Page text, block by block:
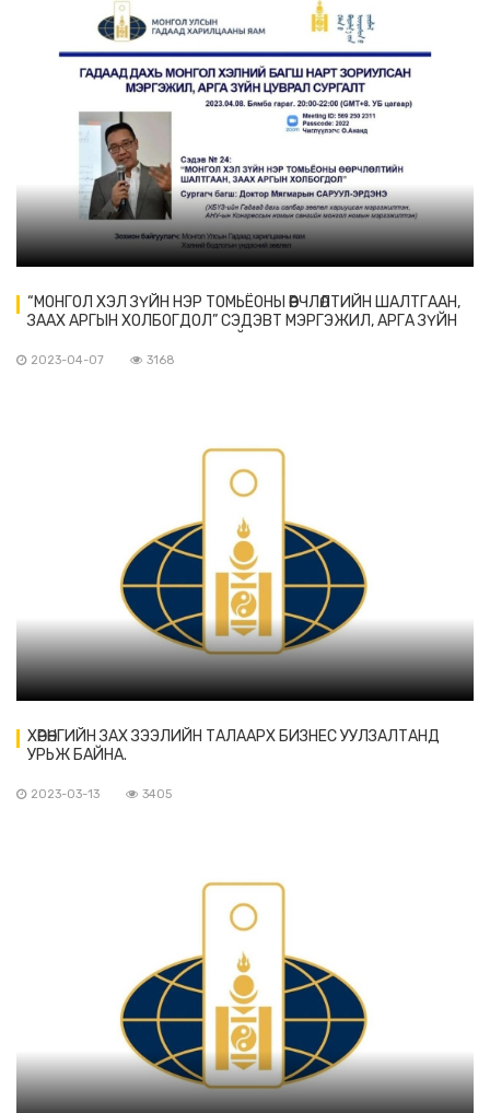
“МОНГОЛ ХЭЛ ЗҮЙН НЭР ТОМЬЁОНЫ ӨӨРЧЛӨЛТИЙН ШАЛТГААН,
ЗААХ АРГЫН ХОЛБОГДОЛ” СЭДЭВТ МЭРГЭЖИЛ, АРГА ЗҮЙН
2023-04-07 3168
ХӨРӨНГИЙН ЗАХ ЗЭЭЛИЙН ТАЛААРХ БИЗНЕС УУЛЗАЛТАНД
УРЬЖ БАЙНА.
2023-03-13 3405